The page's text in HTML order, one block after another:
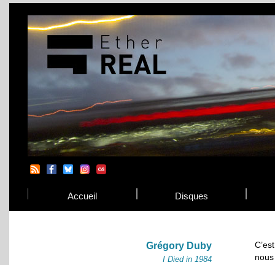
Accueil Disques
Grégory Duby
I Died in 1984